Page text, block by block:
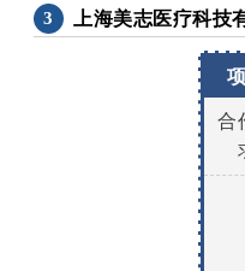
3 上海美志医疗科技
合